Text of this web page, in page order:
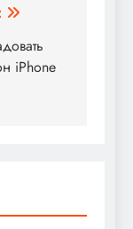
iPhone